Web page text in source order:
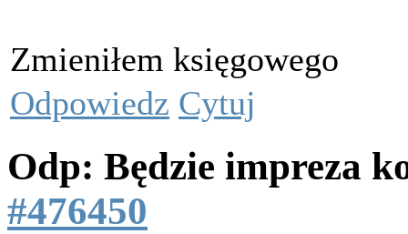
Zmieniłem księgowego
Odpowiedz Cytuj
Odp: Będzie impreza
#476450